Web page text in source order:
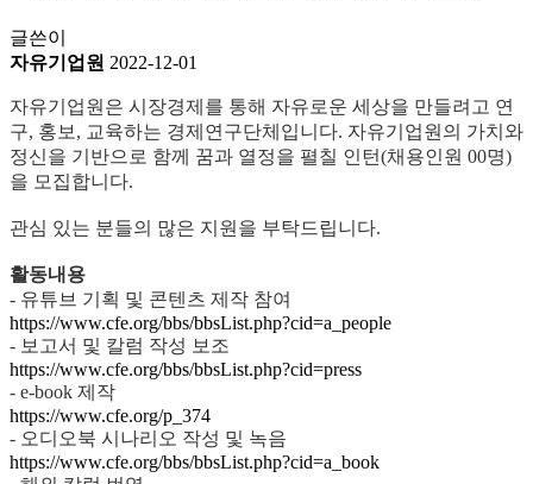
글쓴이
자유기업원 2022-12-01
자유기업원은 시장경제를 통해 자유로운 세상을 만들려고 연
구, 홍보 , 교육하는 경제연구단체입니다. 자유기업원의 가치와
정신을 기반으로 함께 꿈과 열정을 펼칠 인턴(채용인원 00명)
을 모집합니다.
관심 있는 분들의 많은 지원을 부탁드립니다.
활동내용
- 유튜브 기획 및 콘텐츠 제작 참여
https://www.cfe.org/bbs/bbsList.php?cid=a_people
- 보고서 및 칼럼 작성 보조
https://www.cfe.org/bbs/bbsList.php?cid=press
- e-book 제작
https://www.cfe.org/p_374
- 오디오북 시나리오 작성 및 녹음
https://www.cfe.org/bbs/bbsList.php?cid=a_book